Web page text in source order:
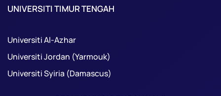
UNIVERSITI TIMUR TENGAH
Universiti Al-Azhar
Universiti Jordan (Yarmouk)
Universiti Syiria (Damascus)